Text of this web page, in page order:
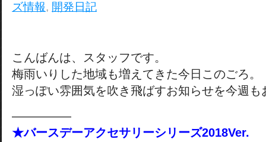
ズ情報, 開発日記
こんばんは、スタッフです。
梅雨いりした地域も増えてきた今日このごろ。
湿っぽい雰囲気を吹き飛ばすお知らせを今週も
―――――
★バースデーアクセサリーシリーズ2018Ver.